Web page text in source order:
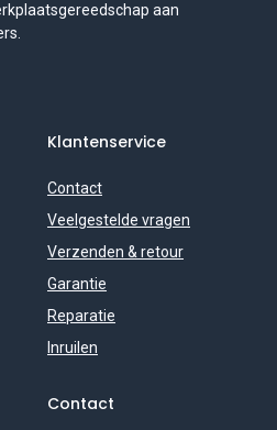
aan
Klantenservice
Contact
Veelgestelde vragen
Verzenden & retour
Garantie
Reparatie
Inruilen
Contact